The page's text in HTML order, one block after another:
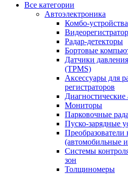
Все категории
Автоэлектроника
Комбо-устройства
Радар-детекторы
Бортовые
Датчики
(TPMS)
Аксессуары для
регистраторов
Диагностические
Мониторы
Парковочные
Пуско-зарядные
(автомобильные
Системы
зон
Толщиномеры